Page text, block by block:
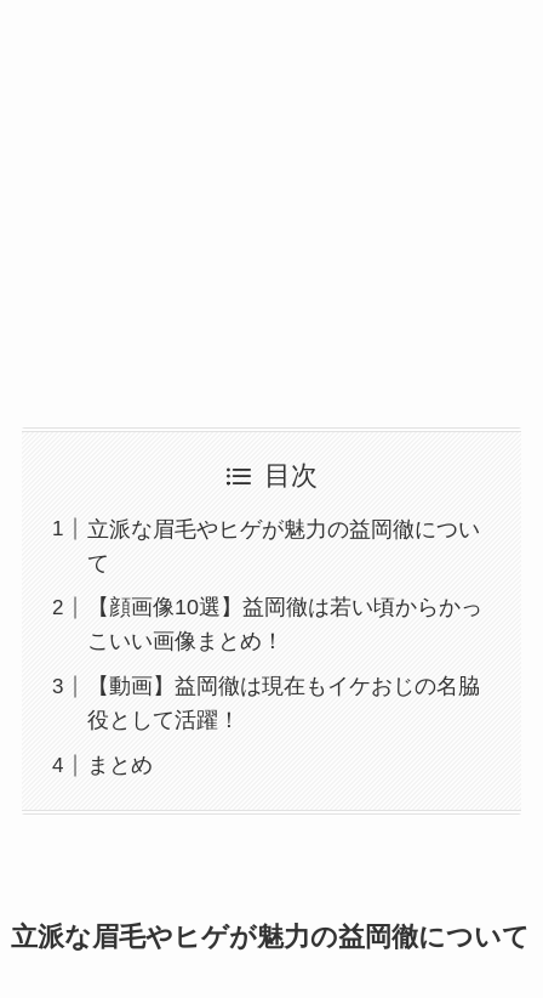
目次
立派な眉毛やヒゲが魅力の益岡徹につい
て
【顔画像10選】益岡徹は若い頃からかっ
こいい画像まとめ！
【動画】益岡徹は現在もイケおじの名脇
役として活躍！
まとめ
立派な眉毛やヒゲが魅力の益岡徹について